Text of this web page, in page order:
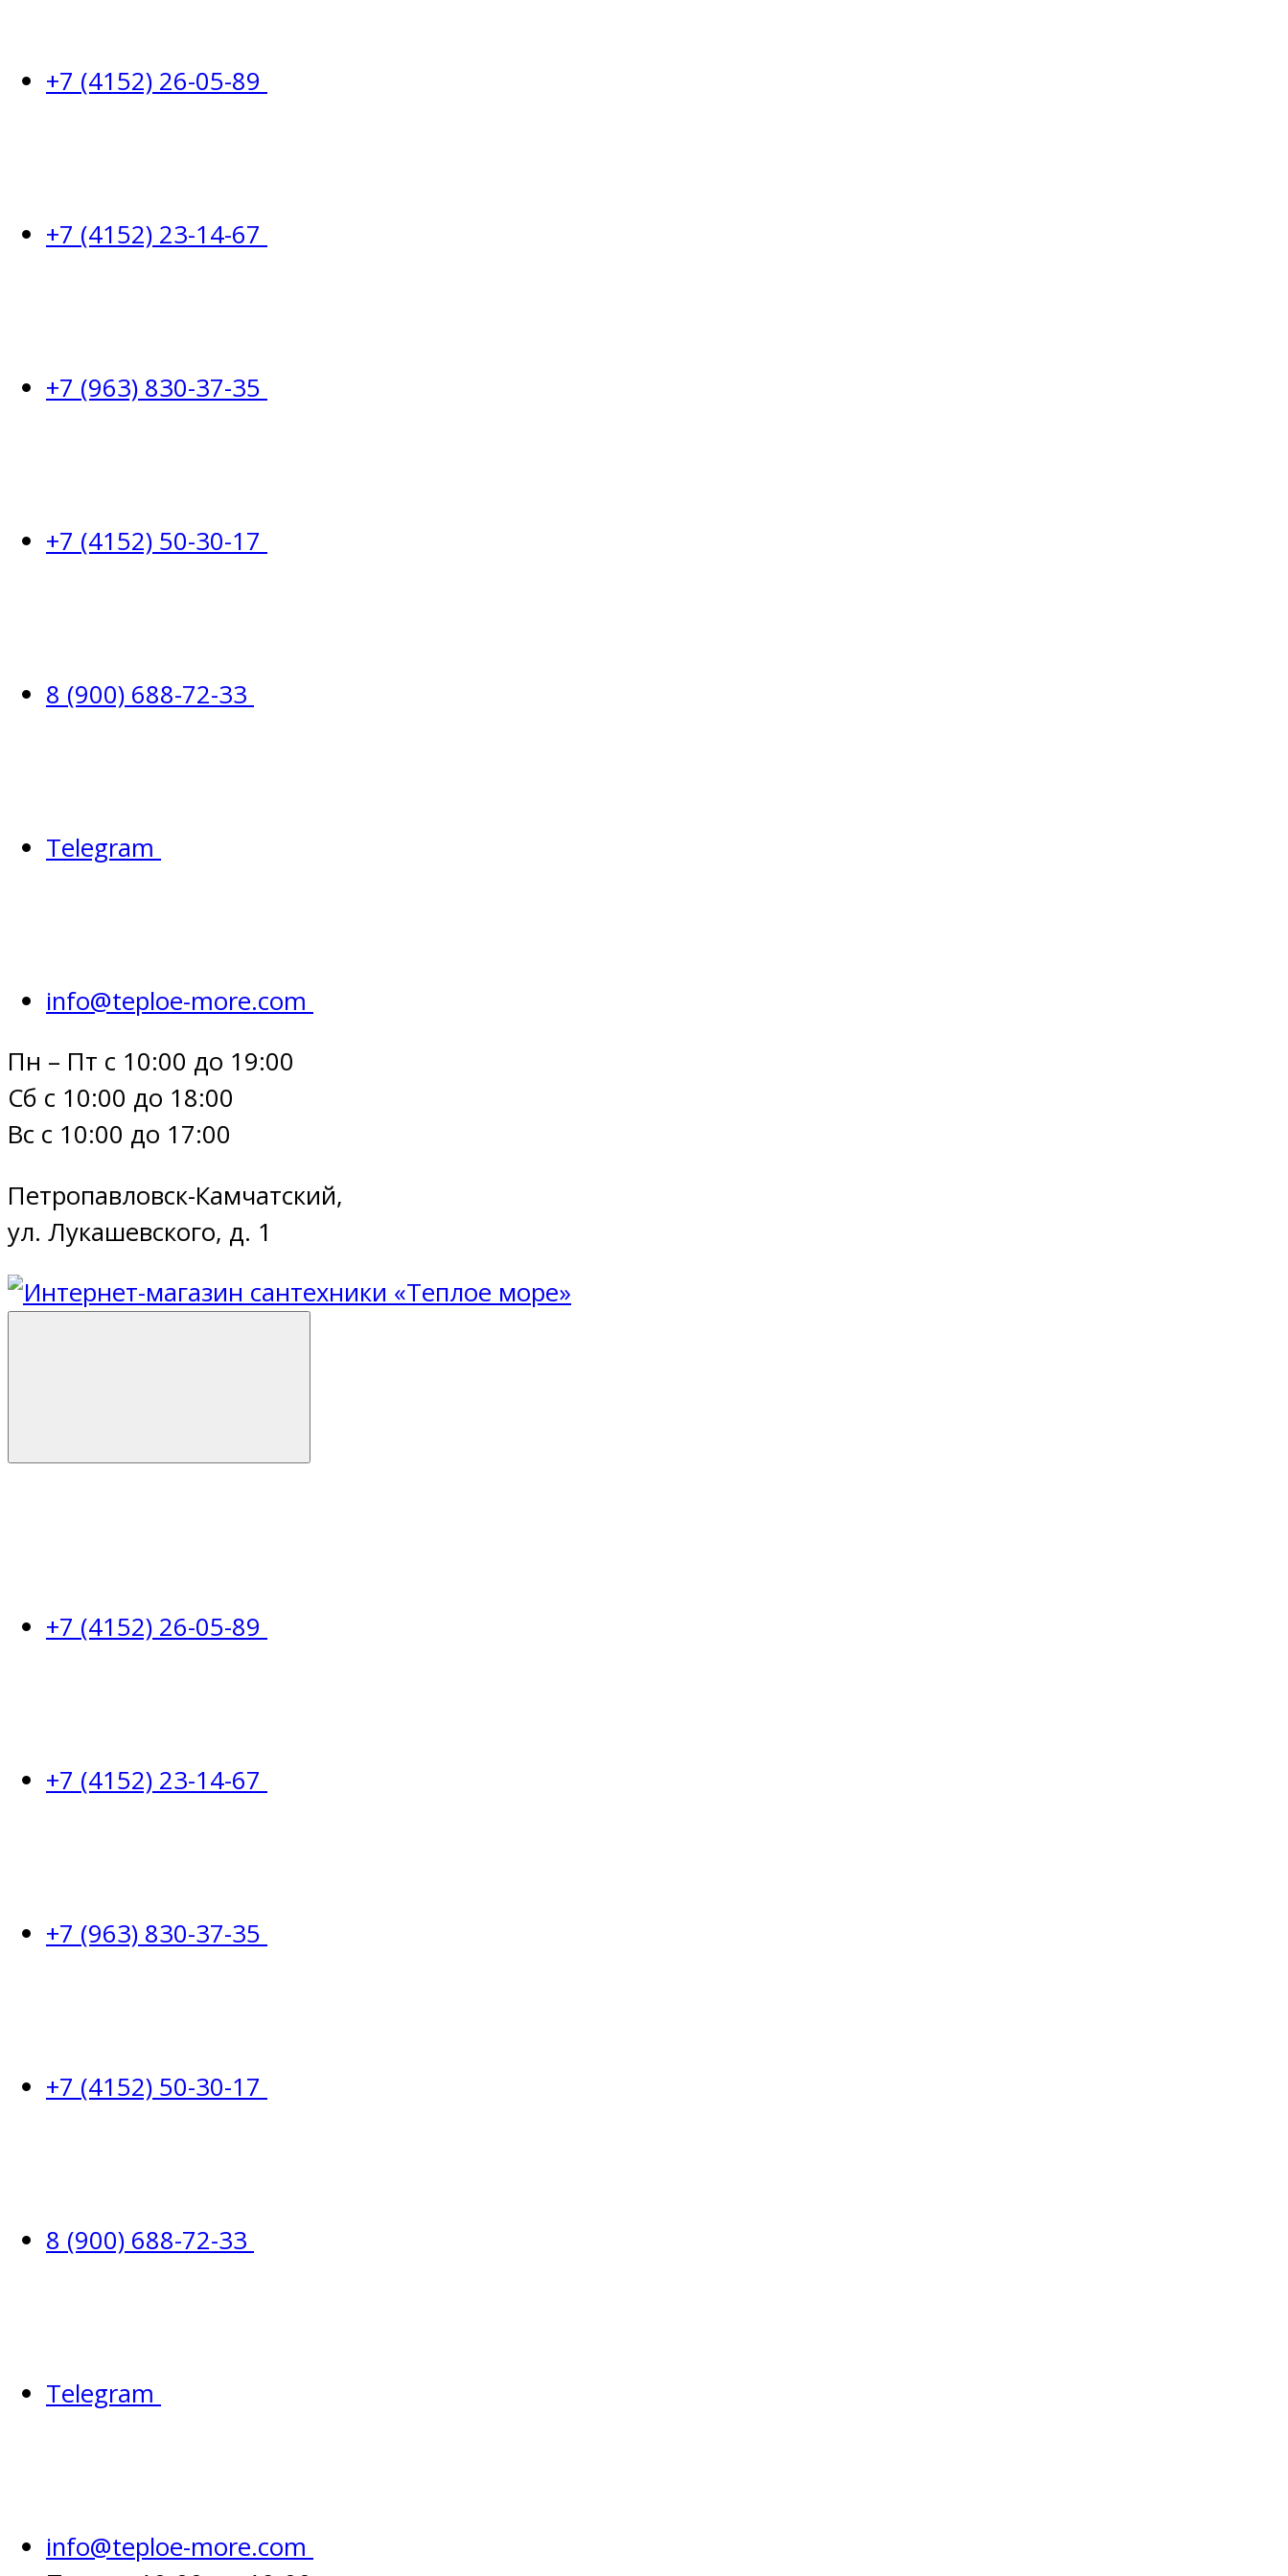
+7 (4152) 26-05-89
+7 (4152) 23-14-67
+7 (963) 830-37-35
+7 (4152) 50-30-17
8 (900) 688-72-33
Telegram
info@teploe-more.com
Пн – Пт с 10:00 до 19:00
Сб с 10:00 до 18:00
Вс с 10:00 до 17:00
Петропавловск-Камчатский,
ул. Лукашевского, д. 1
+7 (4152) 26-05-89
+7 (4152) 23-14-67
+7 (963) 830-37-35
+7 (4152) 50-30-17
8 (900) 688-72-33
Telegram
info@teploe-more.com